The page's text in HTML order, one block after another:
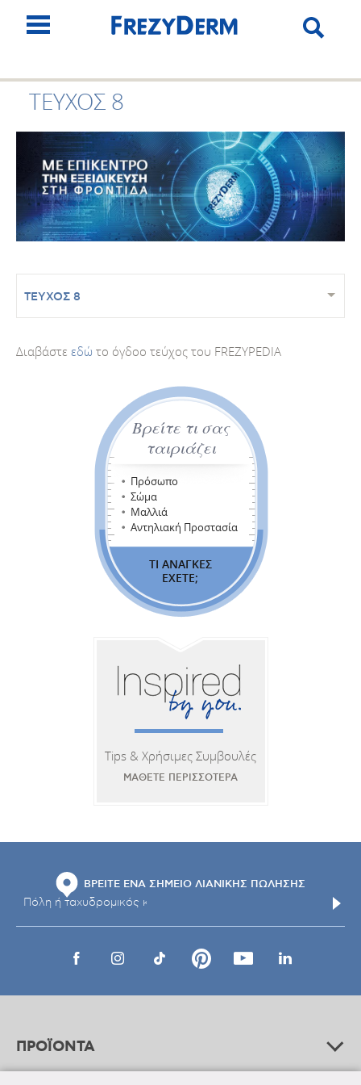
ΤΕΥΧΟΣ 8
ΤΕΥΧΟΣ 8
Διαβάστε εδώ το όγδοο τεύχος του FREZYPEDIA
Βρείτε τι σας
ταιριάζει
Πρόσωπο
Σώμα
Μαλλιά
Αντηλιακή Προστασία
ΤΙ ΑΝΑΓΚΕΣ
ΕΧΕΤΕ;
Tips & Χρήσιμες Συμβουλές
ΜΑΘΕΤΕ ΠΕΡΙΣΣΟΤΕΡΑ
ΒΡΕΙΤΕ ΕΝΑ ΣΗΜΕΙΟ ΛΙΑΝΙΚΗΣ ΠΩΛΗΣΗΣ
ΠΡΟΪΟΝΤΑ